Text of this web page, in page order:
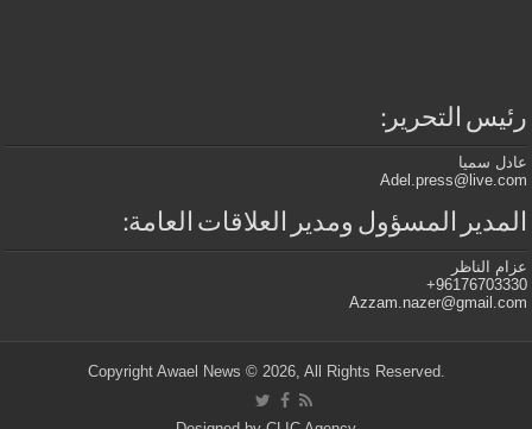
رئيس التحرير:
عادل سميا
Adel.press@live.com
المدير المسؤول ومدير العلاقات العامة:
عزام الناظر
96176703330+
Azzam.nazer@gmail.com
.Copyright Awael News © 2026, All Rights Reserved